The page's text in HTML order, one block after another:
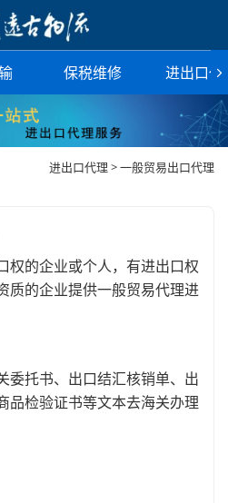
保税维修 进出口代
进出口代理 > 一般贸易出口代理
权的企业或个人，有进出口权
质的企业提供一般贸易代理进
委托书、出口结汇核销单、出
品检验证书等文本去海关办理